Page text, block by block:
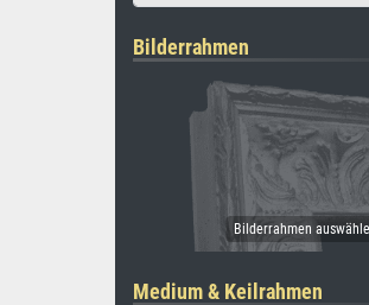
Bilderrahmen
Medium & Keilrahmen